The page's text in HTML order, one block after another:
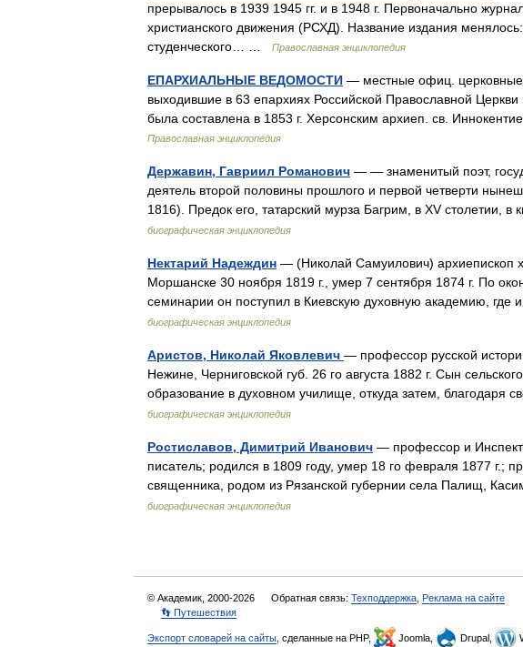
прерывалось в 1939 1945 гг. и в 1948 г. Первоначально
христианского движения (РСХД). Название издания менялось:
студенческого… …
Православная энциклопедия
ЕПАРХИАЛЬНЫЕ ВЕДОМОСТИ — местные офиц. церковные
выходившие в 63 епархиях Российской Православной
была составлена в 1853 г. Херсонским архиеп. св.
Православная энциклопедия
Державин, Гавриил Романович — — знаменитый поэт,
деятель второй половины прошлого и первой четверти
1816). Предок его, татарский мурза Багрим, в ХV столетии,
биографическая энциклопедия
Нектарий Надеждин — (Николай Самуилович) архиепископ
Моршанске 30 ноября 1819 г., умер 7 сентября 1874 г. По
семинарии он поступил в Киевскую духовную академию,
биографическая энциклопедия
Аристов, Николай Яковлевич — профессор русской
Нежине, Черниговской губ. 26 го августа 1882 г. Сын
образование в духовном училище, откуда затем,
биографическая энциклопедия
Ростиславов, Димитрий Иванович — профессор и
писатель; родился в 1809 году, умер 18 го февраля 1877 г.;
священника, родом из Рязанской губернии села Палищ,
биографическая энциклопедия
© Академик, 2000-2026 Обратная связь: Техподдержка Реклама на сайте
👣 Путешествия
Экспорт словарей на сайты , сделанные на PHP, Joomla, Drupal,